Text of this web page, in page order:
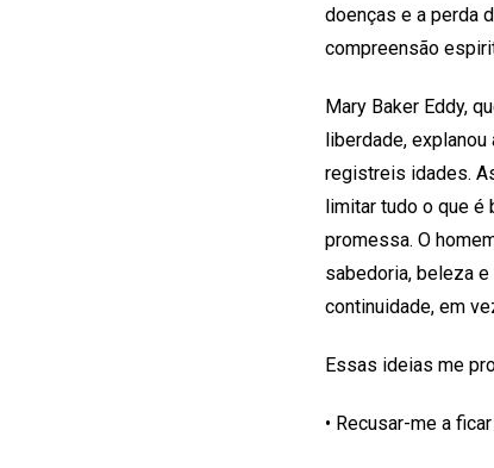
doenças e a perda
compreensão
Mary Baker Eddy,
liberdade, explanou
registreis idades.
limitar tudo o que é
promessa. O
sabedoria, beleza
continuidade, em
Essas ideias me
• Recusar-me a